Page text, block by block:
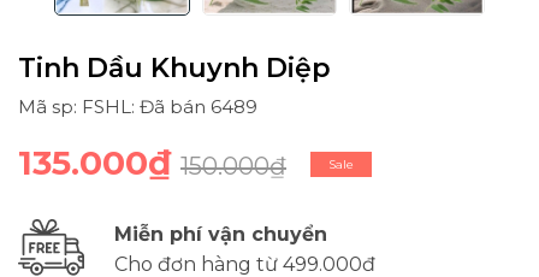
Tinh Dầu Khuynh Diệp
Mã sp: FSHL: Đã bán 6489
135.000₫ 150.000₫ Sale
Miễn phí vận chuyển
Cho đơn hàng từ 499.000đ